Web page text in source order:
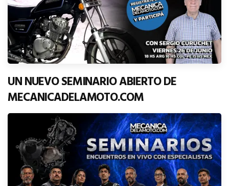
UN NUEVO SEMINARIO ABIERTO DE
MECANICADELAMOTO.COM